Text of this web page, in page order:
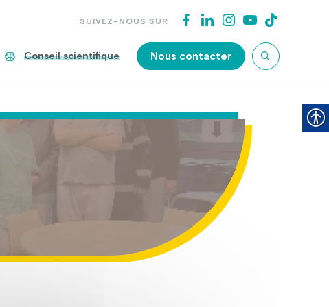
SUIVEZ-NOUS SUR
Conseil scientifique Nous contacter